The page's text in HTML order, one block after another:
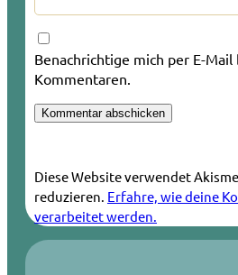
Benachrichtige mich per E-
Kommentaren.
Diese Website verwendet
reduzieren. Erfahre, wie deine
verarbeitet werden.